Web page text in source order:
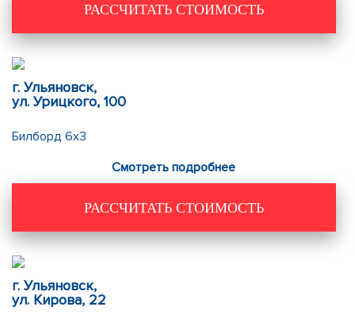
РАССЧИТАТЬ СТОИМОСТЬ
г. Ульяновск,
ул. Урицкого, 100
Билборд 6х3
Смотреть подробнее
РАССЧИТАТЬ СТОИМОСТЬ
г. Ульяновск,
ул. Кирова, 22